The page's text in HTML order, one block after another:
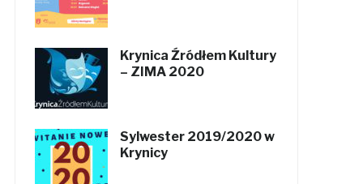
Krynica Źródłem Kultury
– ZIMA 2020
Sylwester 2019/2020 w
Krynicy